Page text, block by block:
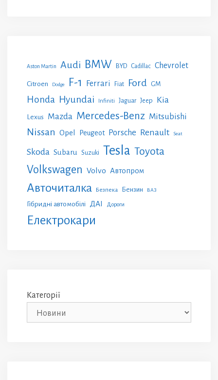
Aston Martin Audi BMW BYD Cadillac Chevrolet
Citroen Dodge F-1 Ferrari Fiat Ford GM
Honda Hyundai Infiniti Jaguar Jeep Kia
Lexus Mazda Mercedes-Benz Mitsubishi
Nissan Opel Peugeot Porsche Renault Seat
Skoda Subaru Suzuki Tesla Toyota
Volkswagen Volvo Автопром
Авточиталка Безпека Бензин ВАЗ
Гібридні автомобілі ДАІ Дороги
Електрокари
Категорії